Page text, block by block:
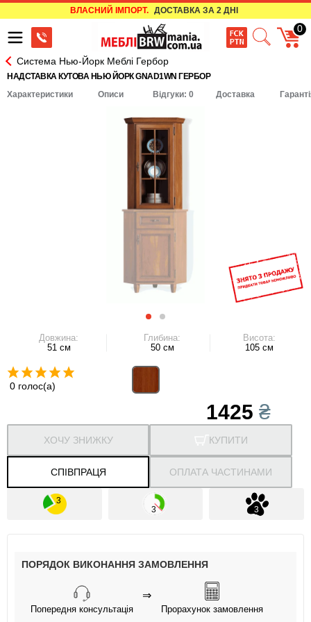
ВЛАСНИЙ ІМПОРТ. ДОСТАВКА ЗА 2 ДНІ
0
Система Нью-Йорк Меблі Гербор
НАДСТАВКА КУТОВА НЬЮ ЙОРК GNAD1WN ГЕРБОР
Характеристики
Описи Відгуки: 0 Доставка
Довжина:
51 см
Глибина:
50 см
Висота:
105 см
0 голос(а)
1425₴
КУПИТИ
СПІВПРАЦЯ
ХОЧУ ЗНИЖКУ
ОПЛАТА ЧАСТИНАМИ
ПОРЯДОК ВИКОНАННЯ ЗАМОВЛЕННЯ
Попередня консультація
⇒
Прорахунок замовлення